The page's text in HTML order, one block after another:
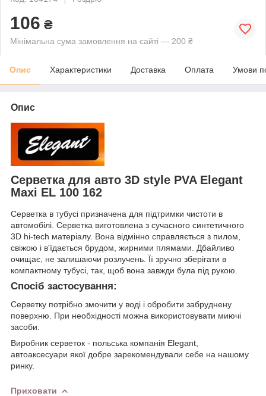
106 ₴
Мінімальна сума замовлення на сайті — 200 ₴
Опис Характеристики Доставка Оплата Умови
Опис
Серветка для авто 3D style PVA Elegant
Maxi EL 100 162
Серветка в тубусі призначена для підтримки чистоти в
автомобілі. Серветка виготовлена з сучасного синтетичного
3D hi-tech матеріалу. Вона відмінно справляється з пилом,
свіжою і в'їдається брудом, жирними плямами. Дбайливо
очищає, не залишаючи розлучень. Її зручно зберігати в
компактному тубусі, так, щоб вона завжди була під рукою.
Спосіб застосування:
Серветку потрібно змочити у воді і обробити забруднену
поверхню. При необхідності можна використовувати миючі
засоби.
Виробник серветок - польська компанія Elegant,
автоаксесуари якої добре зарекомендували себе на нашому
ринку.
Приховати